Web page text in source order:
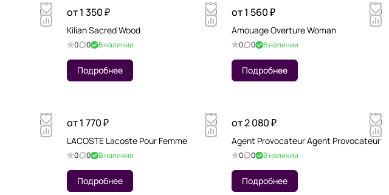
от 1 350 ₽
Kilian Sacred Wood
0 0 В наличии
Подробнее
от 1 560 ₽
Amouage Overture Woman
0 0 В наличии
Подробнее
от 1 770 ₽
LACOSTE Lacoste Pour Femme
0 0 В наличии
Подробнее
от 2 080 ₽
Agent Provocateur Agent Provocateur
0 0 В наличии
Подробнее